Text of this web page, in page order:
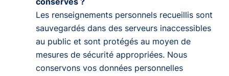
Les renseignements personnels recueillis sont
sauvegardés dans des serveurs inaccessibles
au public et sont protégés au moyen de
mesures de sécurité appropriées. Nous
conservons vos données personnelles